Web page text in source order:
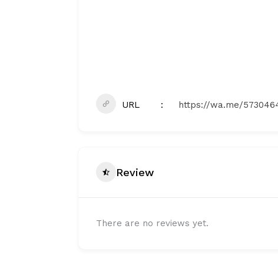
URL https://wa.me/
Review
There are no reviews yet.